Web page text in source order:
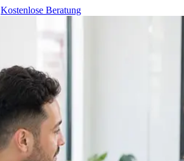
Kostenlose Beratung